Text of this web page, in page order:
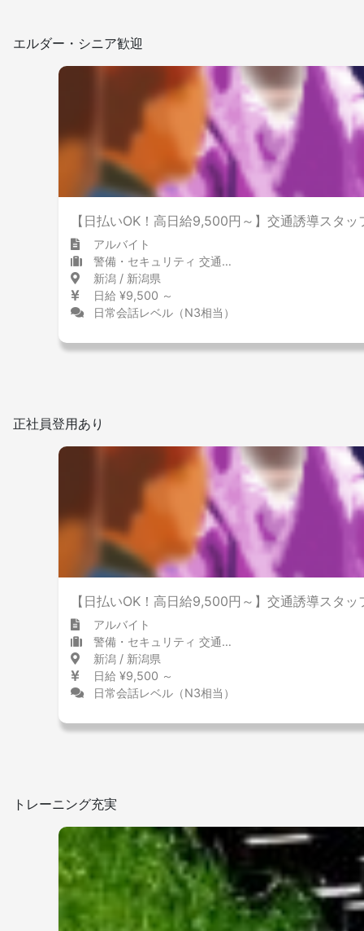
エルダー・シニア歓迎
【日払いOK！高日給9,500円～】交通誘導スタ
アルバイト
警備・セキュリティ 交通誘導員・警備員
新潟 / 新潟県
日給 ¥9,500 ～
日常会話レベル（N3相当）
正社員登用あり
【日払いOK！高日給9,500円～】交通誘導スタ
アルバイト
警備・セキュリティ 交通誘導員・警備員
新潟 / 新潟県
日給 ¥9,500 ～
日常会話レベル（N3相当）
トレーニング充実